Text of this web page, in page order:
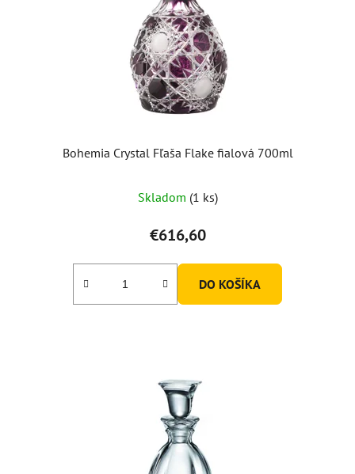
Bohemia Crystal Fľaša Flake fialová 700ml
Skladom (1 ks)
€616,60
DO KOŠÍKA